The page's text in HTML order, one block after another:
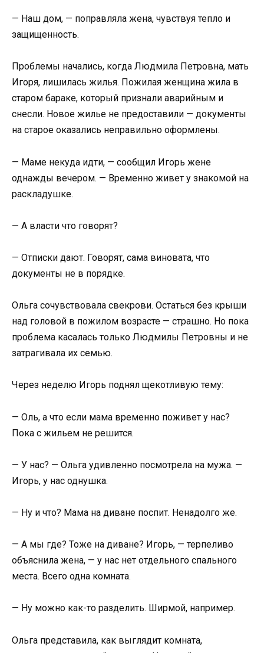
— Наш дом, — поправляла жена, чувствуя тепло и
защищенность.
Проблемы начались, когда Людмила Петровна, мать
Игоря, лишилась жилья. Пожилая женщина жила в
старом бараке, который признали аварийным и
снесли. Новое жилье не предоставили — документы
на старое оказались неправильно оформлены.
— Маме некуда идти, — сообщил Игорь жене
однажды вечером. — Временно живет у знакомой на
раскладушке.
— А власти что говорят?
— Отписки дают. Говорят, сама виновата, что
документы не в порядке.
Ольга сочувствовала свекрови. Остаться без крыши
над головой в пожилом возрасте — страшно. Но пока
проблема касалась только Людмилы Петровны и не
затрагивала их семью.
Через неделю Игорь поднял щекотливую тему:
— Оль, а что если мама временно поживет у нас?
Пока с жильем не решится.
— У нас? — Ольга удивленно посмотрела на мужа. —
Игорь, у нас однушка.
— Ну и что? Мама на диване поспит. Ненадолго же.
— А мы где? Тоже на диване? Игорь, — терпеливо
объяснила жена, — у нас нет отдельного спального
места. Всего одна комната.
— Ну можно как-то разделить. Ширмой, например.
Ольга представила, как выглядит комната,